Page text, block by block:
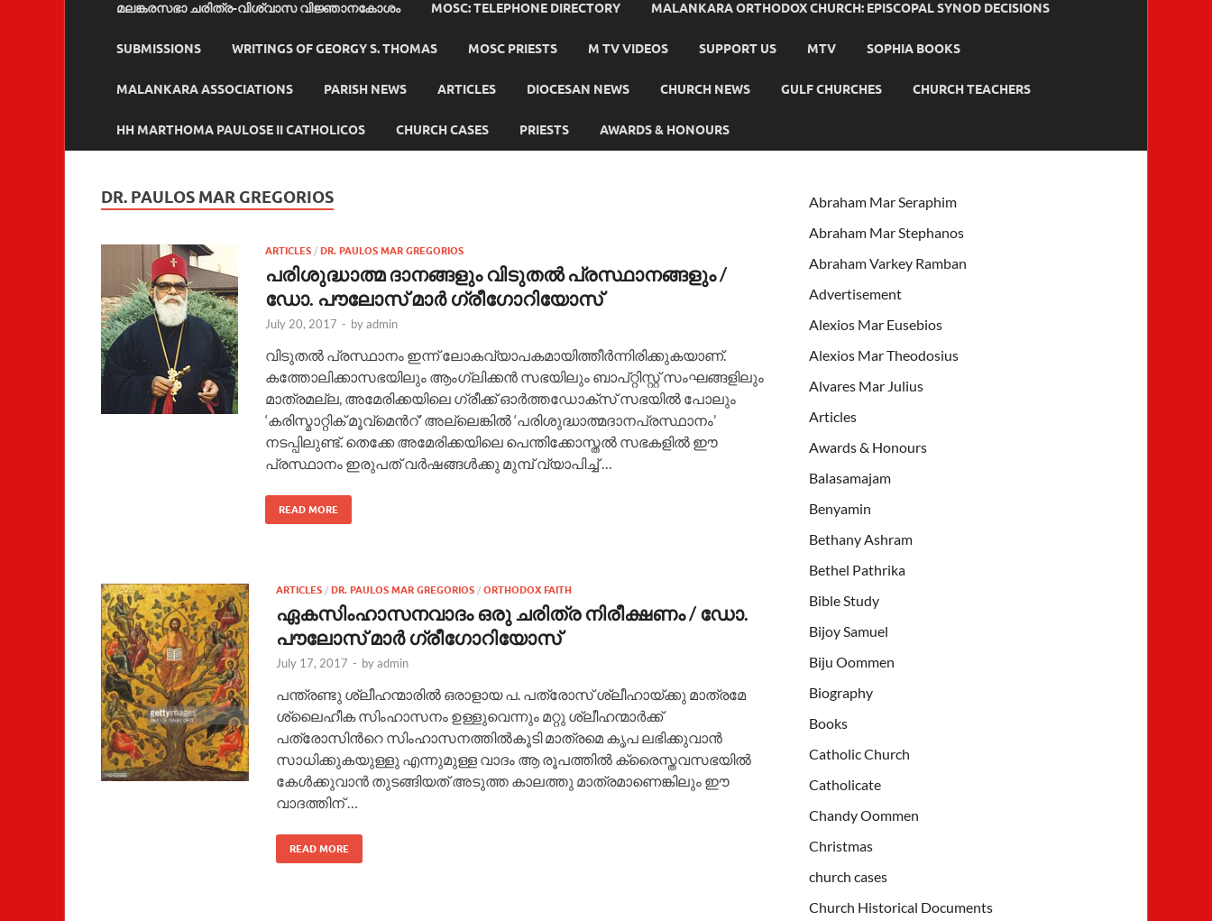
മലങ്കരസഭാ ചരിത്ര-വിശ്വാസ വിജ്ഞാനകോശം MOSC: TELEPHONE DIRECTORY MALANKARA ORTHODOX CHURCH: EPISCOPAL SYNOD DECISIONS
SUBMISSIONS WRITINGS OF GEORGY S. THOMAS MOSC PRIESTS M TV VIDEOS SUPPORT US MTV SOPHIA BOOKS
MALANKARA ASSOCIATIONS PARISH NEWS ARTICLES DIOCESAN NEWS CHURCH NEWS GULF CHURCHES CHURCH TEACHERS
HH MARTHOMA PAULOSE II CATHOLICOS CHURCH CASES PRIESTS AWARDS & HONOURS
DR. PAULOS MAR GREGORIOS
ARTICLES / DR. PAULOS MAR GREGORIOS
പരിശുദ്ധാത്മ ദാനങ്ങളും വിടുതല്‍ പ്രസ്ഥാനങ്ങളും /
ഡോ. പൗലോസ് മാര്‍ ഗ്രീഗോറിയോസ്
July 20, 2017 - byadmin
വിടുതല്‍ പ്രസ്ഥാനം ഇന്ന് ലോകവ്യാപകമായിത്തീര്‍ന്നിരിക്കുകയാണ്.
കത്തോലിക്കാസഭയിലും ആംഗ്ലിക്കന്‍ സഭയിലും ബാപ്റ്റിസ്റ്റ് സംഘങ്ങളിലും
മാത്രമല്ല, അമേരിക്കയിലെ ഗ്രീക്ക് ഓര്‍ത്തഡോക്സ് സഭയില്‍ പോലും
‘കരിസ്മാറ്റിക് മൂവ്മെന്‍റ്’ അല്ലെങ്കില്‍ ‘പരിശുദ്ധാത്മദാനപ്രസ്ഥാനം’
നടപ്പിലുണ്ട്. തെക്കേ അമേരിക്കയിലെ പെന്തിക്കോസ്തല്‍ സഭകളില്‍ ഈ
പ്രസ്ഥാനം ഇരുപത് വര്‍ഷങ്ങള്‍ക്കു മുമ്പ് വ്യാപിച്ച് …
READ MORE
ARTICLES / DR. PAULOS MAR GREGORIOS / ORTHODOX FAITH
ഏകസിംഹാസനവാദം ഒരു ചരിത്ര നിരീക്ഷണം / ഡോ.
പൗലോസ് മാര്‍ ഗ്രീഗോറിയോസ്
July 17, 2017 - byadmin
പന്ത്രണ്ടു ശ്ലീഹന്മാരില്‍ ഒരാളായ പ. പത്രോസ് ശ്ലീഹായ്ക്കു മാത്രമേ
ശ്ലൈഹീക സിംഹാസനം ഉള്ളുവെന്നും മറ്റു ശ്ലീഹന്മാര്‍ക്ക്
പത്രോസിന്‍റെ സിംഹാസനത്തില്‍കൂടി മാത്രമെ കൃപ ലഭിക്കുവാന്‍
സാധിക്കുകയുള്ളു എന്നുമുള്ള വാദം ആ രൂപത്തില്‍ ക്രൈസ്തവസഭയില്‍
കേള്‍ക്കുവാന്‍ തുടങ്ങിയത് അടുത്ത കാലത്തു മാത്രമാണെങ്കിലും ഈ
വാദത്തിന് …
READ MORE
Abraham Mar Seraphim
Abraham Mar Stephanos
Abraham Varkey Ramban
Advertisement
Alexios Mar Eusebios
Alexios Mar Theodosius
Alvares Mar Julius
Articles
Awards & Honours
Balasamajam
Benyamin
Bethany Ashram
Bethel Pathrika
Bible Study
Bijoy Samuel
Biju Oommen
Biography
Books
Catholic Church
Catholicate
Chandy Oommen
Christmas
church cases
Church Historical Documents